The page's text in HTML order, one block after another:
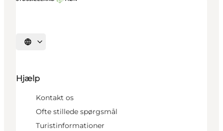
Vælg sprog
Hjælp
Kontakt os
Ofte stillede spørgsmål
Turistinformationer